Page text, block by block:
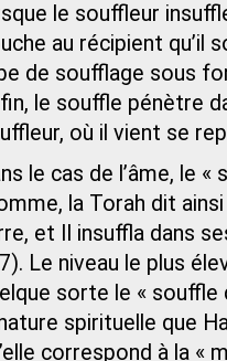
le souffleur
au récipient qu’il
de soufflage sous
le souffle pénètre
où il vient se
le cas de l’âme, le
la Torah dit
et Il insuffla dans
7). Le niveau le plus
sorte le « souffle
spirituelle que
correspond à la «